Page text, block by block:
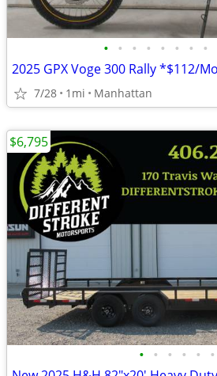
• • • • • • • •
7/28 1mi Manhattan
• • • • • •
$6,795